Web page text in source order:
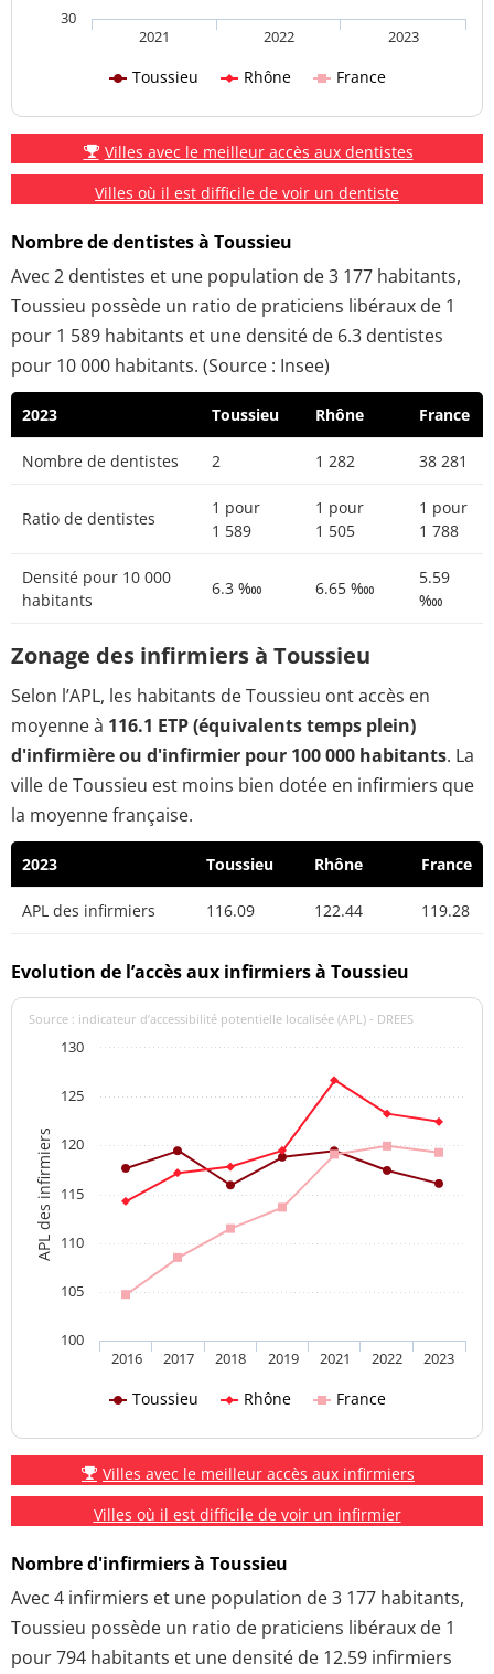
Toussieu Rhône France
2021 2022 2023
30
Villes avec le meilleur accès aux dentistes
Villes où il est difficile de voir un dentiste
Nombre de dentistes à Toussieu
Avec 2 dentistes et une population de 3 177 habitants,
Toussieu possède un ratio de praticiens libéraux de 1
pour 1 589 habitants et une densité de 6.3 dentistes
pour 10 000 habitants. (Source : Insee)
2023 Toussieu Rhône France
Nombre de dentistes 2 1 282 38 281
Ratio de dentistes
1 pour
1 589
1 pour
1 505
1 pour
1 788
Densité pour 10 000
habitants
6.3 ‱ 6.65 ‱
5.59
‱
Zonage des infirmiers à Toussieu
Selon l’APL, les habitants de Toussieu ont accès en
moyenne à 116.1 ETP (équivalents temps plein)
d'infirmière ou d'infirmier pour 100 000 habitants. La
ville de Toussieu est moins bien dotée en infirmiers que
la moyenne française.
2023 Toussieu Rhône France
APL des infirmiers 116.09 122.44 119.28
Evolution de l’accès aux infirmiers à Toussieu
APL des infirmiers
Source : indicateur d’accessibilité potentielle localisée (APL) - DREES
Toussieu Rhône France
2016 2017 2018 2019 2021 2022 2023
100
105
110
115
120
125
130
Villes avec le meilleur accès aux infirmiers
Villes où il est difficile de voir un infirmier
Nombre d'infirmiers à Toussieu
Avec 4 infirmiers et une population de 3 177 habitants,
Toussieu possède un ratio de praticiens libéraux de 1
pour 794 habitants et une densité de 12.59 infirmiers